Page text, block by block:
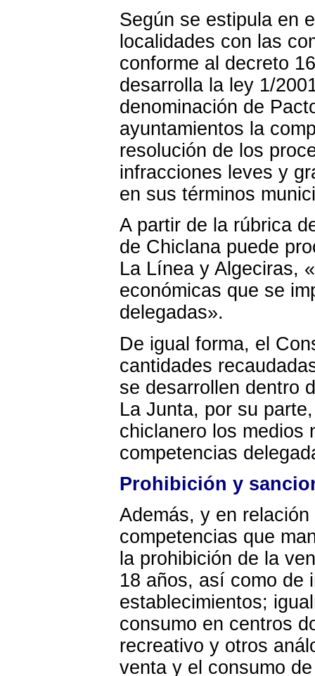
Según se estipula en
localidades con las
conforme al decreto
desarrolla la ley 1/
denominación de
ayuntamientos la
resolución de los
infracciones leves y
en sus términos
A partir de la rúbrica
de Chiclana puede
La Línea y Algeciras,
económicas que se
delegadas».
De igual forma, el
cantidades
se desarrollen dentro
La Junta, por su
chiclanero los medios
competencias
Prohibición y
Además, y en
competencias que
la prohibición de la
18 años, así como de
establecimientos;
consumo en centros
recreativo y otros
venta y el consumo